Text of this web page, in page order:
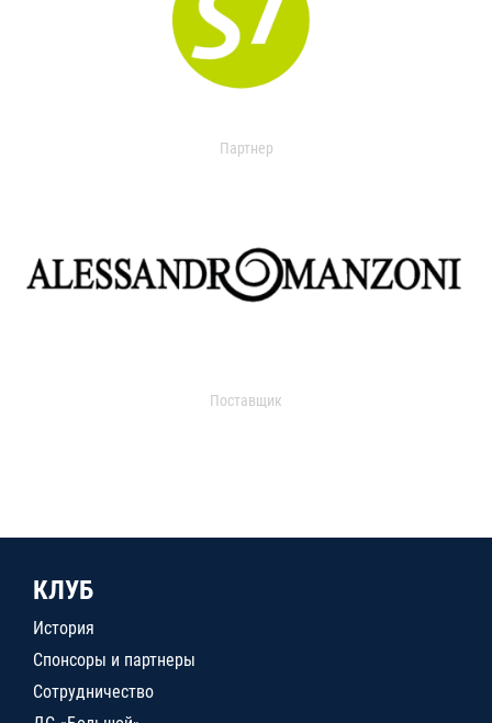
Партнер
Поставщик
КЛУБ
История
Спонсоры и партнеры
Сотрудничество